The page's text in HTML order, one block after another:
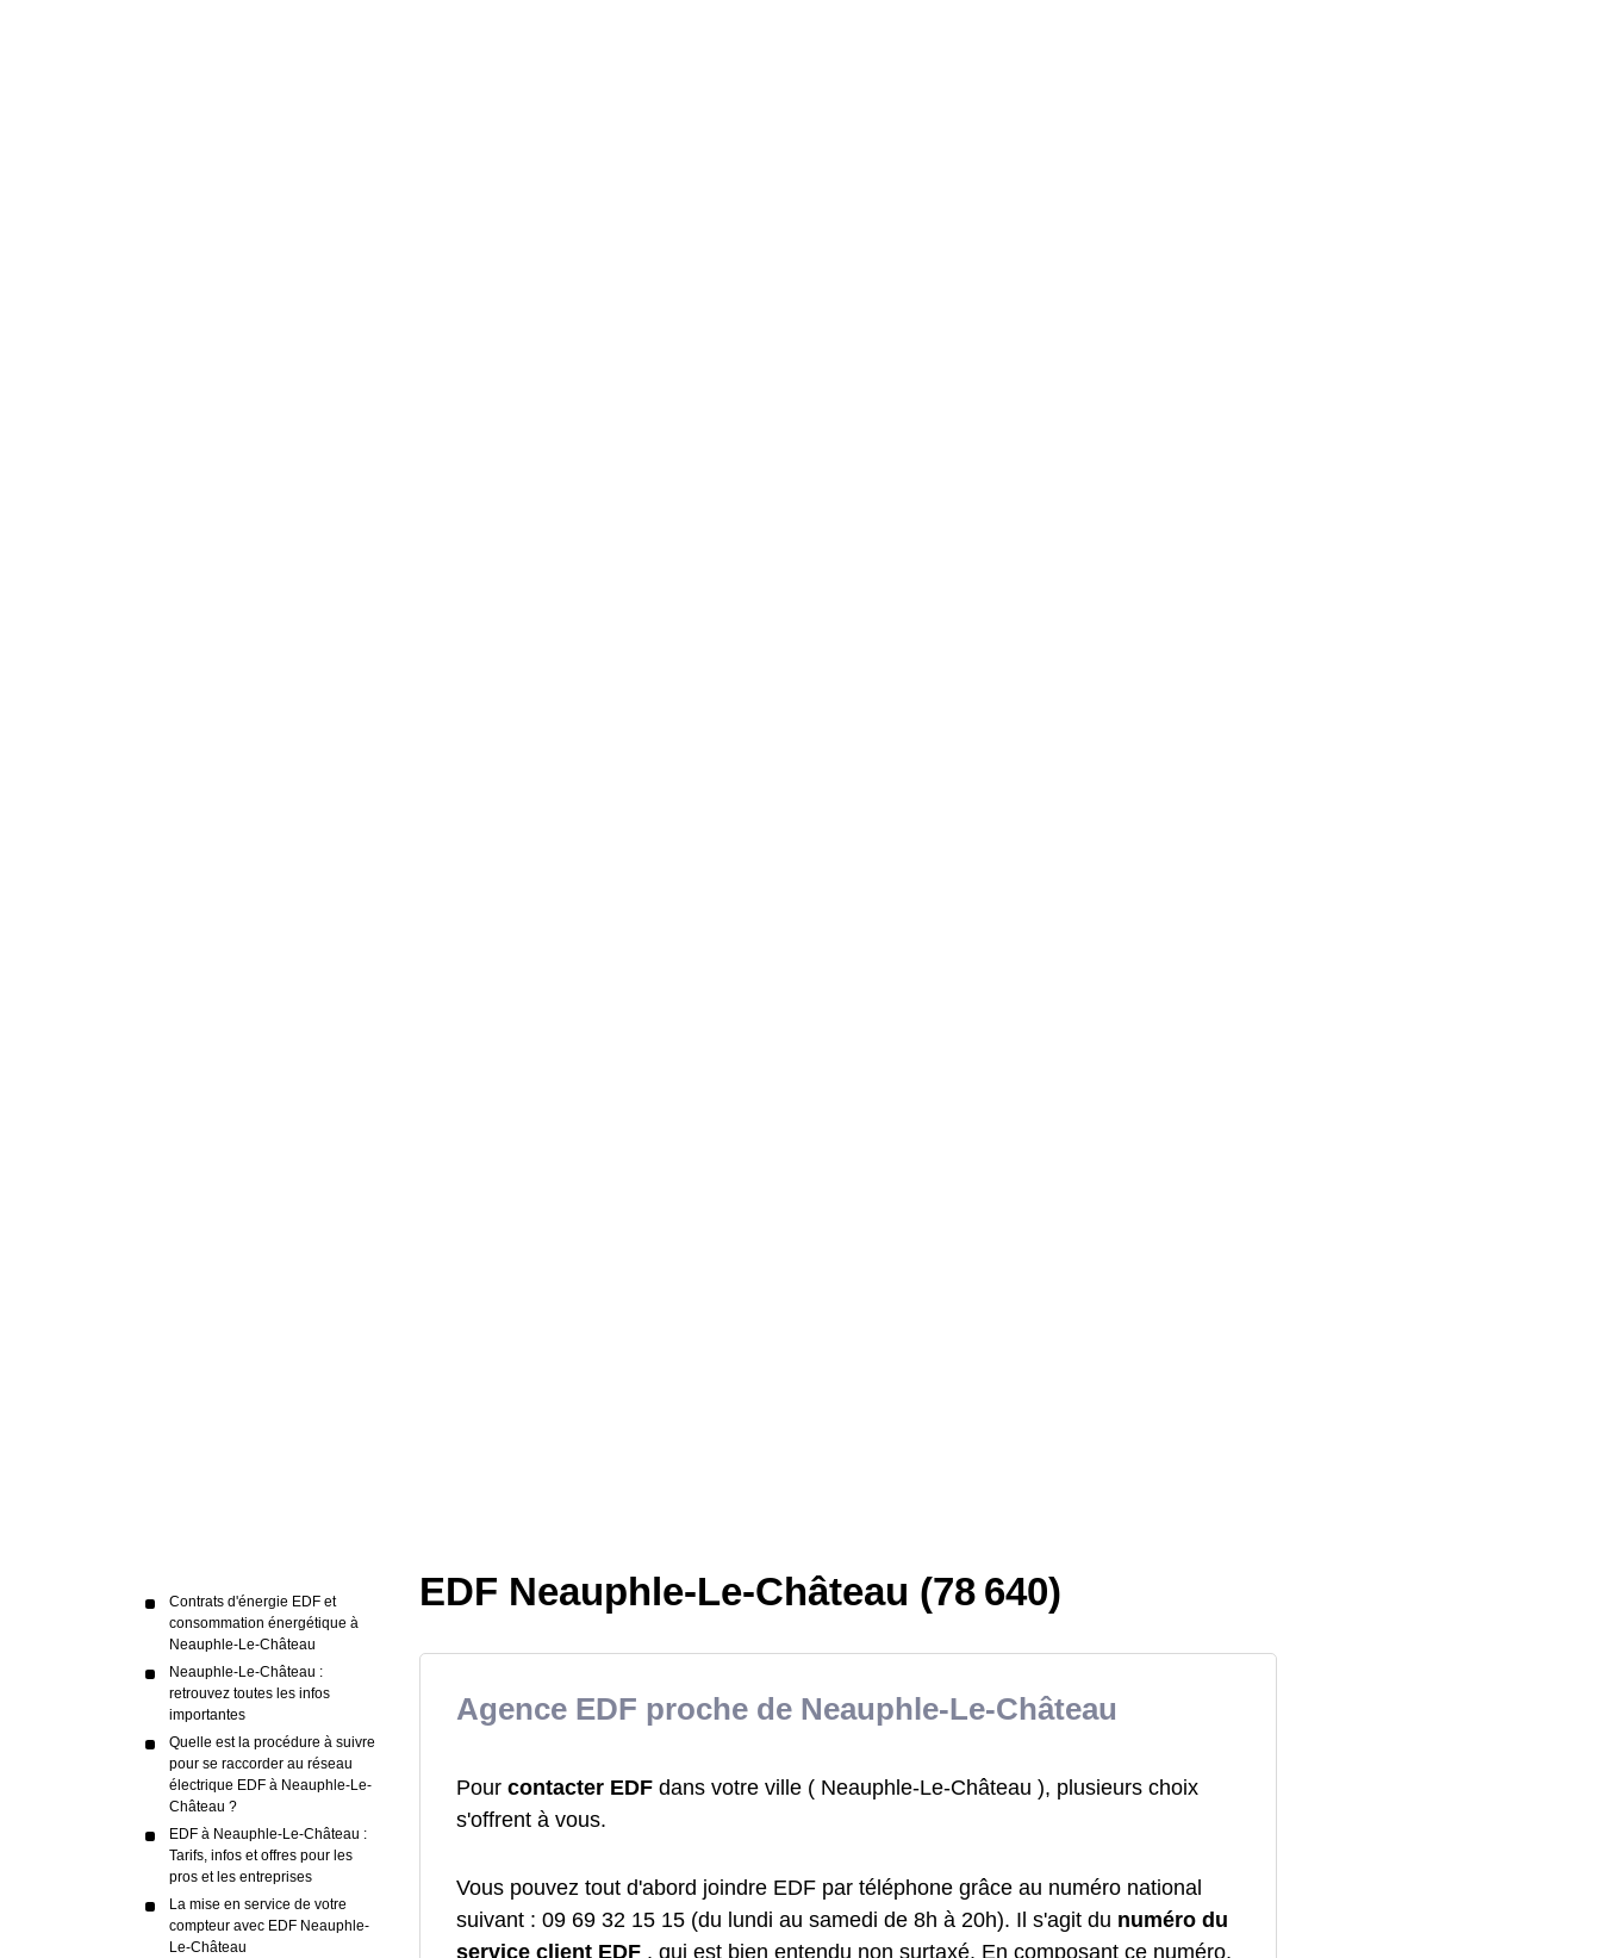
Contrats d'énergie EDF et
consommation énergétique à
Neauphle-Le-Château
Neauphle-Le-Château :
retrouvez toutes les infos
importantes
Quelle est la procédure à suivre
pour se raccorder au réseau
électrique EDF à Neauphle-Le-
Château ?
EDF à Neauphle-Le-Château :
Tarifs, infos et offres pour les
pros et les entreprises
La mise en service de votre
compteur avec EDF Neauphle-
Le-Château
EDF Neauphle-Le-Château (78 640)
Agence EDF proche de Neauphle-Le-Château
Pour contacter EDF dans votre ville ( Neauphle-Le-Château ), plusieurs choix
s'offrent à vous.
Vous pouvez tout d'abord joindre EDF par téléphone grâce au numéro national
suivant : 09 69 32 15 15 (du lundi au samedi de 8h à 20h). Il s'agit du numéro du
service client EDF , qui est bien entendu non surtaxé. En composant ce numéro,